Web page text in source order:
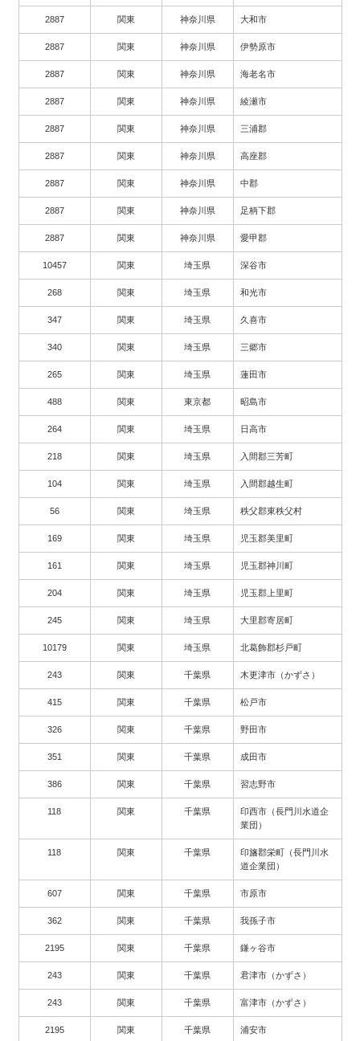
2887 関東 神奈川県 大和市
2887 関東 神奈川県 伊勢原市
2887 関東 神奈川県 海老名市
2887 関東 神奈川県 綾瀬市
2887 関東 神奈川県 三浦郡
2887 関東 神奈川県 高座郡
2887 関東 神奈川県 中郡
2887 関東 神奈川県 足柄下郡
2887 関東 神奈川県 愛甲郡
10457 関東 埼玉県 深谷市
268 関東 埼玉県 和光市
347 関東 埼玉県 久喜市
340 関東 埼玉県 三郷市
265 関東 埼玉県 蓮田市
488 関東 東京都 昭島市
264 関東 埼玉県 日高市
218 関東 埼玉県 入間郡三芳町
104 関東 埼玉県 入間郡越生町
56 関東 埼玉県 秩父郡東秩父村
169 関東 埼玉県 児玉郡美里町
161 関東 埼玉県 児玉郡神川町
204 関東 埼玉県 児玉郡上里町
245 関東 埼玉県 大里郡寄居町
10179 関東 埼玉県 北葛飾郡杉戸町
243 関東 千葉県 木更津市（かずさ）
415 関東 千葉県 松戸市
326 関東 千葉県 野田市
351 関東 千葉県 成田市
386 関東 千葉県 習志野市
118 関東 千葉県
印西市（長門川水道企
業団）
118 関東 千葉県
印旛郡栄町（長門川水
道企業団）
607 関東 千葉県 市原市
362 関東 千葉県 我孫子市
2195 関東 千葉県 鎌ヶ谷市
243 関東 千葉県 君津市（かずさ）
243 関東 千葉県 富津市（かずさ）
2195 関東 千葉県 浦安市